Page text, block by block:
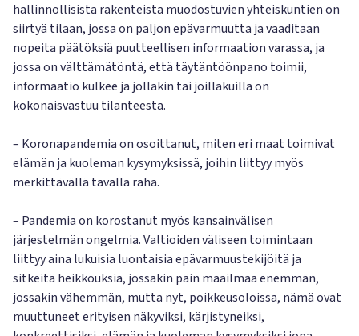
hallinnollisista rakenteista muodostuvien yhteiskuntien on
siirtyä tilaan, jossa on paljon epävarmuutta ja vaaditaan
nopeita päätöksiä puutteellisen informaation varassa, ja
jossa on välttämätöntä, että täytäntöönpano toimii,
informaatio kulkee ja jollakin tai joillakuilla on
kokonaisvastuu tilanteesta.
– Koronapandemia on osoittanut, miten eri maat toimivat
elämän ja kuoleman kysymyksissä, joihin liittyy myös
merkittävällä tavalla raha.
– Pandemia on korostanut myös kansainvälisen
järjestelmän ongelmia. Valtioiden väliseen toimintaan
liittyy aina lukuisia luontaisia epävarmuustekijöitä ja
sitkeitä heikkouksia, jossakin päin maailmaa enemmän,
jossakin vähemmän, mutta nyt, poikkeusoloissa, nämä ovat
muuttuneet erityisen näkyviksi, kärjistyneiksi,